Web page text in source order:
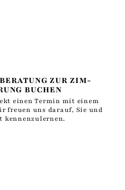
ZUR ZIM-
BUCHEN
einen Termin mit einem
freuen uns darauf, Sie und
kennenzulernen.